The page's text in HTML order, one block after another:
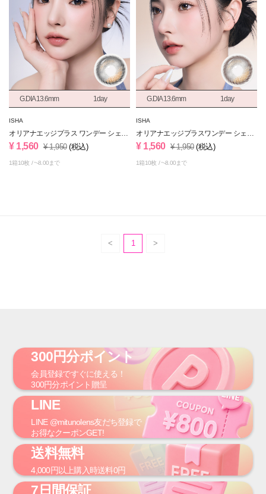
G.DIA 13.6mm 1day
ISHA
オリアナエッジプラス ワンデー シェー
ドグレー
¥ 1,560 ¥ 1,950(税込)
1箱10枚 ~-8.00まで
G.DIA 13.6mm 1day
ISHA
オリアナエッジプラスワンデー シェー
ドブラウン
¥ 1,560 ¥ 1,950(税込)
1箱10枚 ~-8.00まで
1
300円分ポイント
会員登録ですぐに使える！
300円分ポイント贈呈
LINE
LINE @mitunolens友だち登録で
お得なクーポンGET!
送料無料
4,000円 以上購入時送料0円
7日間保証